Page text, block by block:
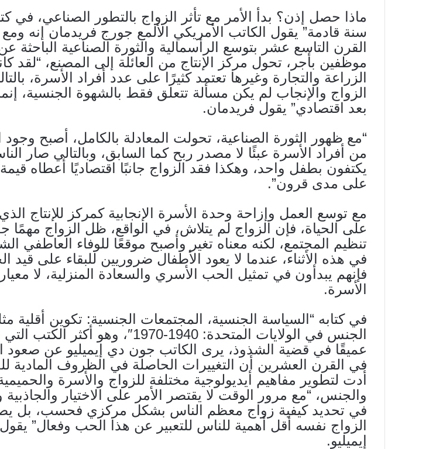
ماذا حصل إذن؟ بدأ الأمر مع تأثر الزواج بالتطور الصناعي، في
سنة قادمة” يقول الكاتب الأمريكي الألمع جورج فريدمان إنه ومع
القرن التاسع عشر بتوسع الرأسمالية والثورة الصناعية الباحثة
موظفين بأجر، تحول مركز الإنتاج من العائلة إلى المصنع، “لقد
الزراعة والتجارة وغيرها تعتمد كثيرًا على عدد أفراد الأسرة،
الزواج والإنجاب لم يكن مسألة تتعلق فقط بالشهوة الجنسية،
بعد اقتصادي” يقول فريدمان.
“مع ظهور الثورة الصناعية، تحولت المعادلة بالكامل، أصبح وجود
من أفراد الأسرة عبئًا لا مصدر ربح كما السابق، وبالتالي صار
يكتفون بطفل واحد، وهكذا فقد الزواج جانبًا اقتصاديًا أعطاه
على مدى قرون”.
مع توسع العمل وإزاحة وحدة الأسرة الإنجابية كمركز للإنتاج
على الحياة، فإن الزواج لم يتلاش، في الواقع، ظل الزواج مهمًا
تنظيم المجتمع، لكنه معناه تغير وأصبح موقعًا للوفاء العاطفي
في هذه الأثناء، عندما لا يعود الأطفال ضروريين للبقاء على قيد
فإنهم يبدأون في تمثيل الحب الأسري والسعادة المنزلية، لا
الأسرة.
في كتابه “السياسة الجنسية، المجتمعات الجنسية: تكوين أقلية
الجنس في الولايات المتحدة: 1940-1970″، وهو أكثر
عميقًا في قضية الشذوذ، يرى الكاتب جون دي إيميليو عن صعود
في القرن العشرين أن التغييرات الحاصلة في الظروف المادية
أدت لتطوير مفاهيم أيديولوجية مختلفة للزواج والأسرة
والجنس، “مع مرور الوقت لا يقتصر الأمر على الاختيار والجاذبية
في تحديد كيفية زواج معظم الناس بشكل مركزي فحسب، بل
الزواج نفسه أقل أهمية للناس للتعبير عن هذا الحب وفعال”
إيميليو.